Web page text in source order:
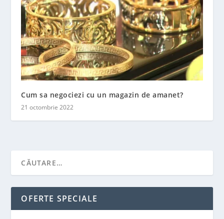
Cum sa negociezi cu un magazin de amanet?
21 octombrie 2022
OFERTE SPECIALE